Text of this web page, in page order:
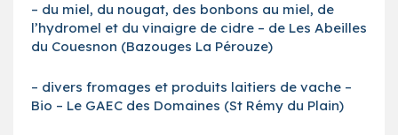
– du miel, du nougat, des bonbons au miel, de
l’hydromel et du vinaigre de cidre – de Les Abeilles
du Couesnon (Bazouges La Pérouze)
– divers fromages et produits laitiers de vache –
Bio – Le GAEC des Domaines (St Rémy du Plain)